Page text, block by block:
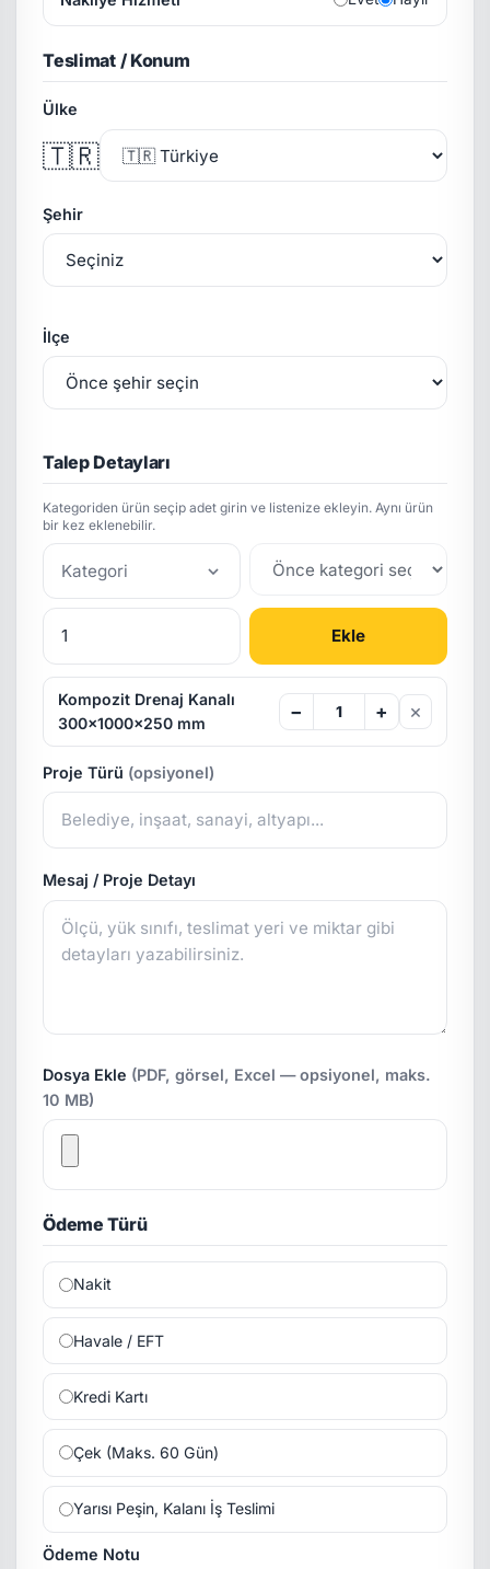
Teslimat / Konum
Ülke
🇹🇷
Şehir
İlçe
Talep Detayları
Kategoriden ürün seçip adet girin ve listenize ekleyin. Aynı ürün
bir kez eklenebilir.
Kategori
Ekle
Kompozit Drenaj Kanalı
300x1000x250 mm
− + ×
Proje Türü (opsiyonel)
Mesaj / Proje Detayı
Dosya Ekle (PDF, görsel, Excel — opsiyonel, maks.
10 MB)
Ödeme Türü
Nakit
Havale / EFT
Kredi Kartı
Çek (Maks. 60 Gün)
Yarısı Peşin, Kalanı İş Teslimi
Ödeme Notu